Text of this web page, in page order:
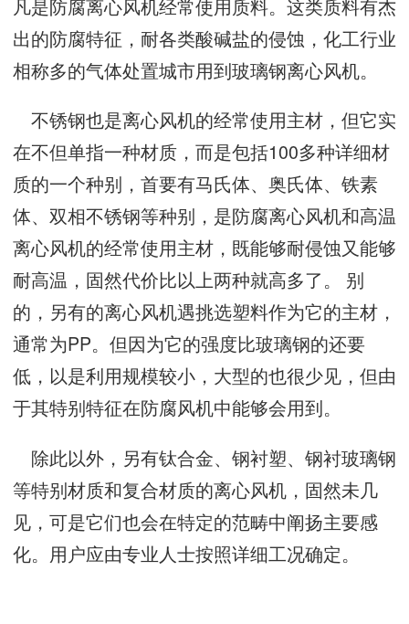
凡是防腐离心风机经常使用质料。这类质料有杰
出的防腐特征，耐各类酸碱盐的侵蚀，化工行业
相称多的气体处置城市用到玻璃钢离心风机。
不锈钢也是离心风机的经常使用主材，但它实
在不但单指一种材质，而是包括100多种详细材
质的一个种别，首要有马氏体、奥氏体、铁素
体、双相不锈钢等种别，是防腐离心风机和高温
离心风机的经常使用主材，既能够耐侵蚀又能够
耐高温，固然代价比以上两种就高多了。 别
的，另有的离心风机遇挑选塑料作为它的主材，
通常为PP。但因为它的强度比玻璃钢的还要
低，以是利用规模较小，大型的也很少见，但由
于其特别特征在防腐风机中能够会用到。
除此以外，另有钛合金、钢衬塑、钢衬玻璃钢
等特别材质和复合材质的离心风机，固然未几
见，可是它们也会在特定的范畴中阐扬主要感
化。用户应由专业人士按照详细工况确定。